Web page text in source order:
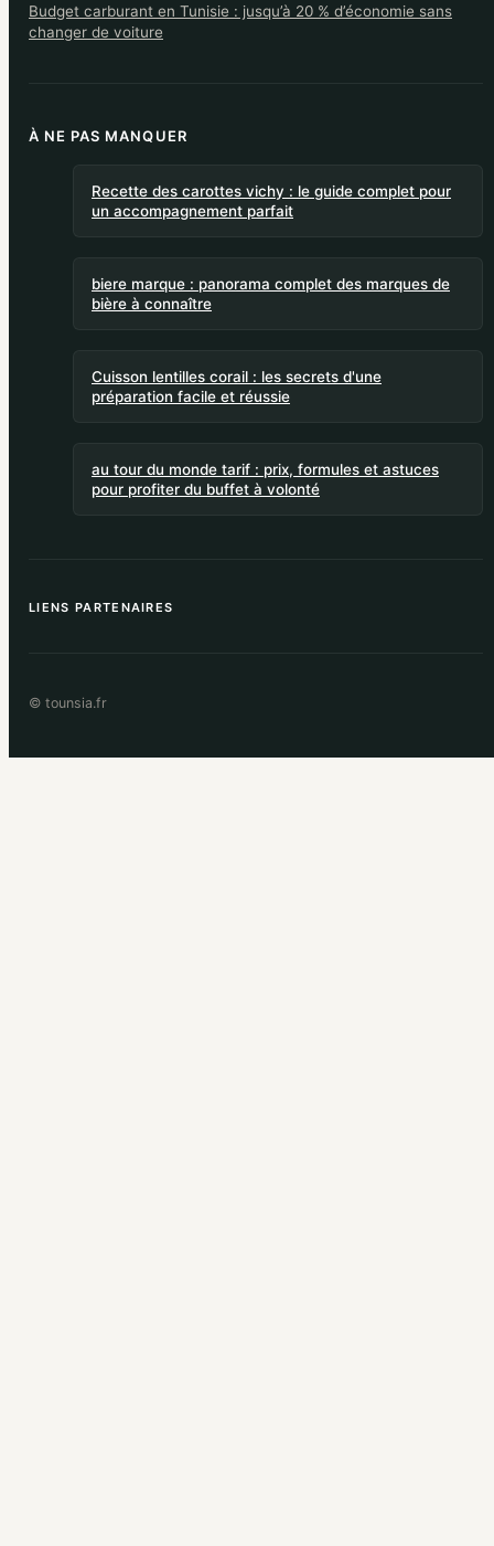
Budget carburant en Tunisie : jusqu’à 20 % d’économie sans
changer de voiture
À NE PAS MANQUER
Recette des carottes vichy : le guide complet pour
un accompagnement parfait
biere marque : panorama complet des marques de
bière à connaître
Cuisson lentilles corail : les secrets d'une
préparation facile et réussie
au tour du monde tarif : prix, formules et astuces
pour profiter du buffet à volonté
LIENS PARTENAIRES
© tounsia.fr